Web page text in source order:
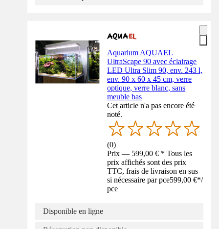
Aquarium AQUAEL
UltraScape 90 avec éclairage
LED Ultra Slim 90, env. 243 l,
env. 90 x 60 x 45 cm, verre
optique, verre blanc, sans
meuble bas
Cet article n'a pas encore été
noté.
(0)
Prix — 599,00 € * Tous les
prix affichés sont des prix
TTC, frais de livraison en sus
si nécessaire par pce599,00 €*/
pce
Disponible en ligne